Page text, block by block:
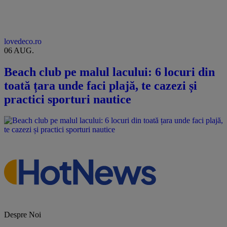
lovedeco.ro
06 AUG.
Beach club pe malul lacului: 6 locuri din
toată țara unde faci plajă, te cazezi și
practici sporturi nautice
Despre Noi